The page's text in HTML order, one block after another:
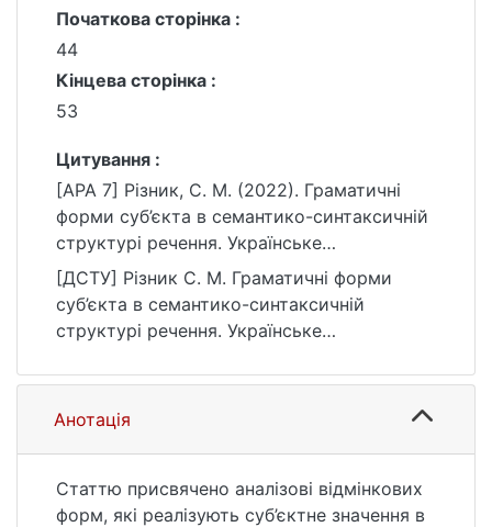
Початкова сторінка :
44
Кінцева сторінка :
53
Цитування :
[APA 7] Різник, С. М. (2022). Граматичні
форми суб’єкта в семантико-синтаксичній
структурі речення. Українське
мовознавство, (1 (52)), 44–53.
https://doi.org/10.17721/um/52(2022).44-53
[ДСТУ] Різник С. М. Граматичні форми
суб’єкта в семантико-синтаксичній
структурі речення. Українське
URL:
https://doi.org/10.17721/um/52(2022).44-53
(дата звернення: 26.07.2026).
Анотація
Статтю присвячено аналізові відмінкових
форм, які реалізують суб’єктне значення в